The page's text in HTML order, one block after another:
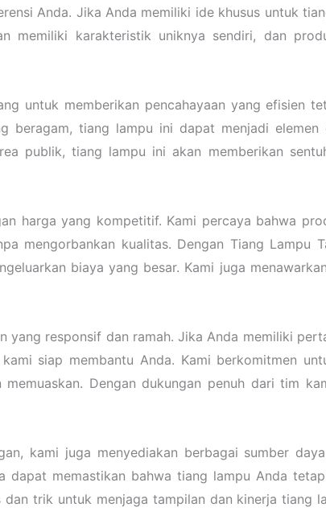
Anda. Jika Anda memiliki ide khusus untuk
memiliki karakteristik uniknya sendiri, dan
untuk memberikan pencahayaan yang efisien
beragam, tiang lampu ini dapat menjadi
publik, tiang lampu ini akan memberikan
harga yang kompetitif. Kami percaya bahwa
mengorbankan kualitas. Dengan Tiang Lampu
biaya yang besar. Kami juga
yang responsif dan ramah. Jika Anda memiliki
siap membantu Anda. Kami berkomitmen
Dengan dukungan penuh dari tim
kami juga menyediakan berbagai sumber
dapat memastikan bahwa tiang lampu Anda
trik untuk menjaga tampilan dan kinerja tiang